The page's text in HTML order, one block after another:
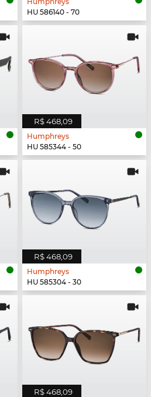
HU 586140 - 70
R$ 468,09
Humphreys
HU 585344 - 50
R$ 468,09
Humphreys
HU 585304 - 30
R$ 468,09